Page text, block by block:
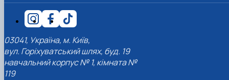
03041, Україна, м. Київ,
вул. Горіхуватський шлях, буд. 19
навчальний корпус № 1, кімната №
119